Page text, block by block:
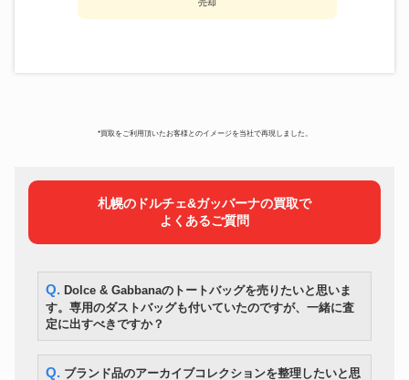
売却
*買取をご利用頂いたお客様とのイメージを当社で再現しました。
札幌のドルチェ&ガッバーナの買取で
よくあるご質問
Q. Dolce & Gabbanaのトートバッグを売りたいと思いま
す。専用のダストバッグも付いていたのですが、一緒に査
定に出すべきですか？
Q. ブランド品のアーカイブコレクションを整理したいと思